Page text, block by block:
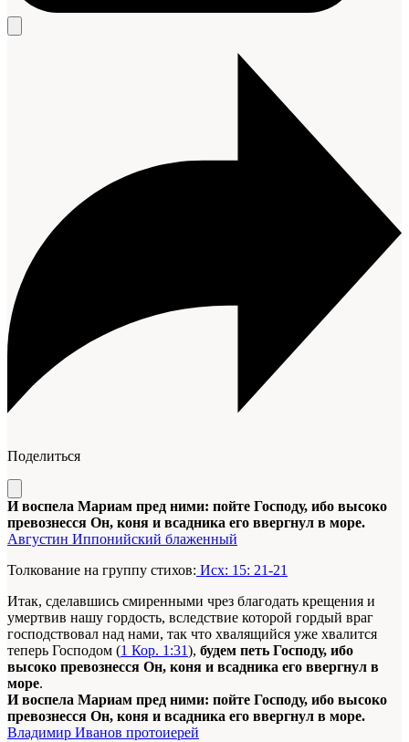
Поделиться
И воспела Мариам пред ними: пойте Господу, ибо высоко
превознесся Он, коня и всадника его ввергнул в море.
Августин Иппонийский блаженный
Толкование на группу стихов: Исх: 15: 21-21
Итак, сделавшись смиренными чрез благодать крещения и
умертвив нашу гордость, вследствие которой гордый враг
господствовал над нами, так что хвалящийся уже хвалится
теперь Господом (1 Кор. 1:31), будем петь Господу, ибо
высоко превознесся Он, коня и всадника его ввергнул в
море.
И воспела Мариам пред ними: пойте Господу, ибо высоко
превознесся Он, коня и всадника его ввергнул в море.
Владимир Иванов протоиерей